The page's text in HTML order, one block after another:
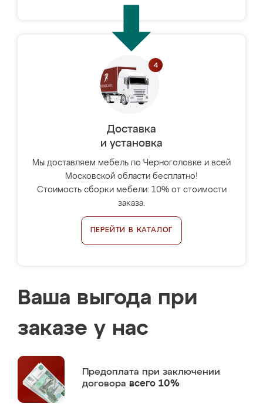
Доставка
и установка
Мы доставляем мебель по Черноголовке и всей
Московской области бесплатно!
Стоимость сборки мебели: 10% от стоимости
заказа.
ПЕРЕЙТИ В КАТАЛОГ
Ваша выгода при
заказе у нас
Предоплата при заключении
договора всего 10%